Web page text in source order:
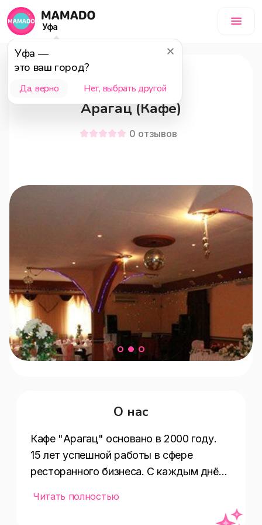
Уфа
Уфа —
это ваш город?
Да, верно Нет, выбрать другой
Арагац (Кафе)
0 отзывов
О нас
Кафе "Арагац" основано в 2000 году.
15 лет успешной работы в сфере
ресторанного бизнеса. С каждым днём
Читать полностью